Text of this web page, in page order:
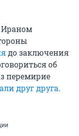
до заключения
об
перемирие
друг друга.